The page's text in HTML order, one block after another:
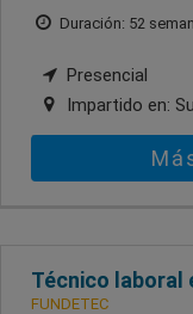
Duración: 52
Presencial
Impartido en:
Técnico laboral
FUNDETEC